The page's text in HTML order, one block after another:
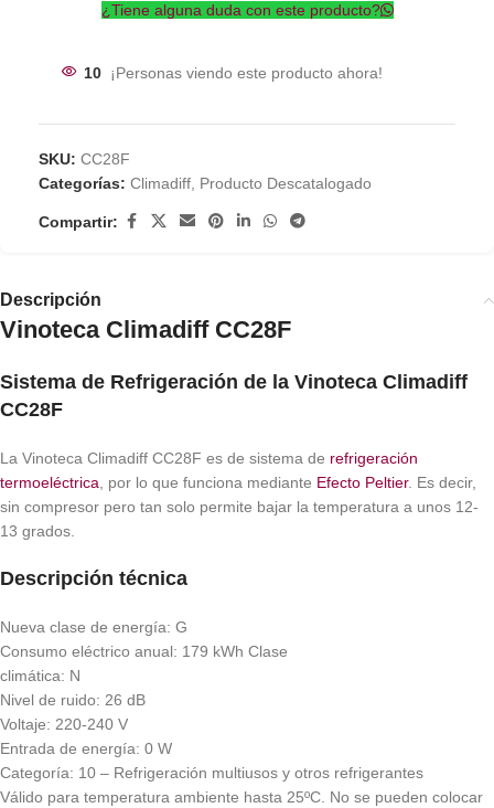
¿Tiene alguna duda con este producto?
10 ¡Personas viendo este producto ahora!
SKU: CC28F
Categorías: Climadiff Producto Descatalogado
Compartir:
Descripción
Vinoteca Climadiff CC28F
Sistema de Refrigeración de la Vinoteca Climadiff
CC28F
La Vinoteca Climadiff CC28F es de sistema de refrigeración
termoeléctrica , por lo que funciona mediante Efecto Peltier. Es decir,
sin compresor pero tan solo permite bajar la temperatura a unos 12-
13 grados.
Descripción técnica
Nueva clase de energía: G
Consumo eléctrico anual: 179 kWh Clase
climática: N
Nivel de ruido: 26 dB
Voltaje: 220-240 V
Entrada de energía: 0 W
Categoría: 10 – Refrigeración multiusos y otros refrigerantes
Válido para temperatura ambiente hasta 25ºC. No se pueden colocar